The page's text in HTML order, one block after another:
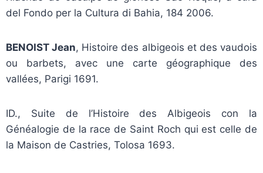
del Fondo per la Cultura di Bahia, 184 2006.
BENOIST Jean, Histoire des albigeois et des vaudois
ou barbets, avec une carte géographique des
vallées, Parigi 1691.
ID., Suite de l’Histoire des Albigeois con la
Généalogie de la race de Saint Roch qui est celle de
la Maison de Castries, Tolosa 1693.